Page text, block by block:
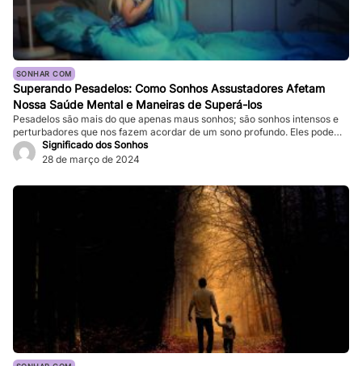
SONHAR COM
Superando Pesadelos: Como Sonhos Assustadores Afetam
Nossa Saúde Mental e Maneiras de Superá-los
Pesadelos são mais do que apenas maus sonhos; são sonhos intensos e
perturbadores que nos fazem acordar de um sono profundo. Eles podem
ser tão vívidos e assustadores que fazem nosso coração bater forte, e a
sensação de medo persiste mesmo depois de acordarmos. Enquanto
impactar significativamente nossa […]
Significado dos Sonhos
28 de março de 2024